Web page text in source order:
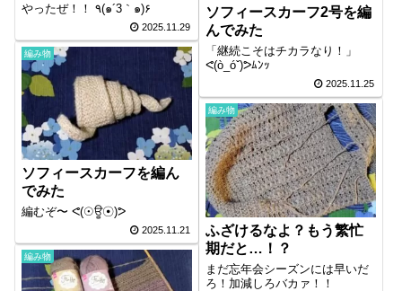
やったぜ！！ ٩(๑´3｀๑)۶
2025.11.29
ソフィースカーフ2号を編
んでみた
「継続こそはチカラなり！」
ᕙ⁠(⁠ò⁠_⁠ó⁠ˇ⁠)⁠ᕗﾑﾝｯ
2025.11.25
編み物
ソフィースカーフを編ん
でみた
編むぞ〜 ᕙ⁠(⁠☉⁠ਊ⁠☉⁠)⁠ᕗ
2025.11.21
編み物
ふざけるなよ？もう繁忙
期だと…！？
まだ忘年会シーズンには早いだ
ろ！加減しろバカァ！！
編み物